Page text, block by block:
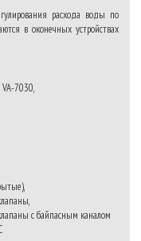
расхода воды по
в оконечных устройствах
7030,
с байпасным каналом